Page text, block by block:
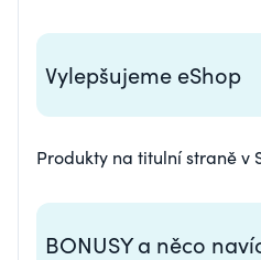
Vylepšujeme eShop
Produkty na titulní straně v
BONUSY a něco